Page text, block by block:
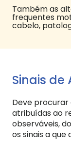
Também as
frequentes
cabelo,
Sinais
Deve procurar
atribuídas ao
observáveis,
os sinais a que